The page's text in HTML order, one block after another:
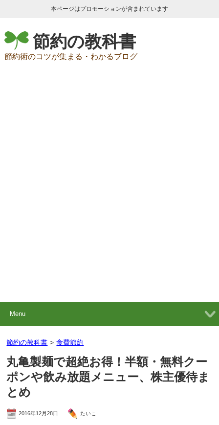
本ページはプロモーションが含まれています
節約の教科書
節約術のコツが集まる・わかるブログ
Menu
節約の教科書 > 食費節約
丸亀製麺で超絶お得！半額・無料クー
ポンや飲み放題メニュー、株主優待ま
とめ
2016年12月28日 たいこ